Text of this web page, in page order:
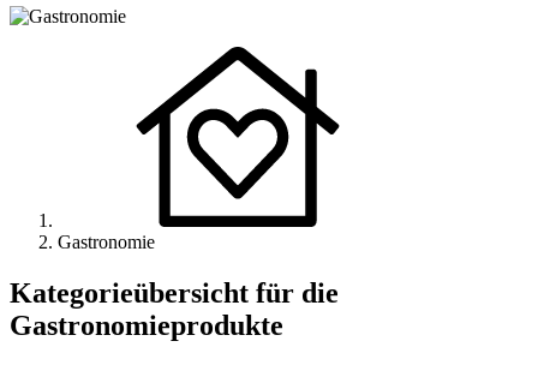
Gastronomie
Kategorieübersicht für die
Gastronomieprodukte